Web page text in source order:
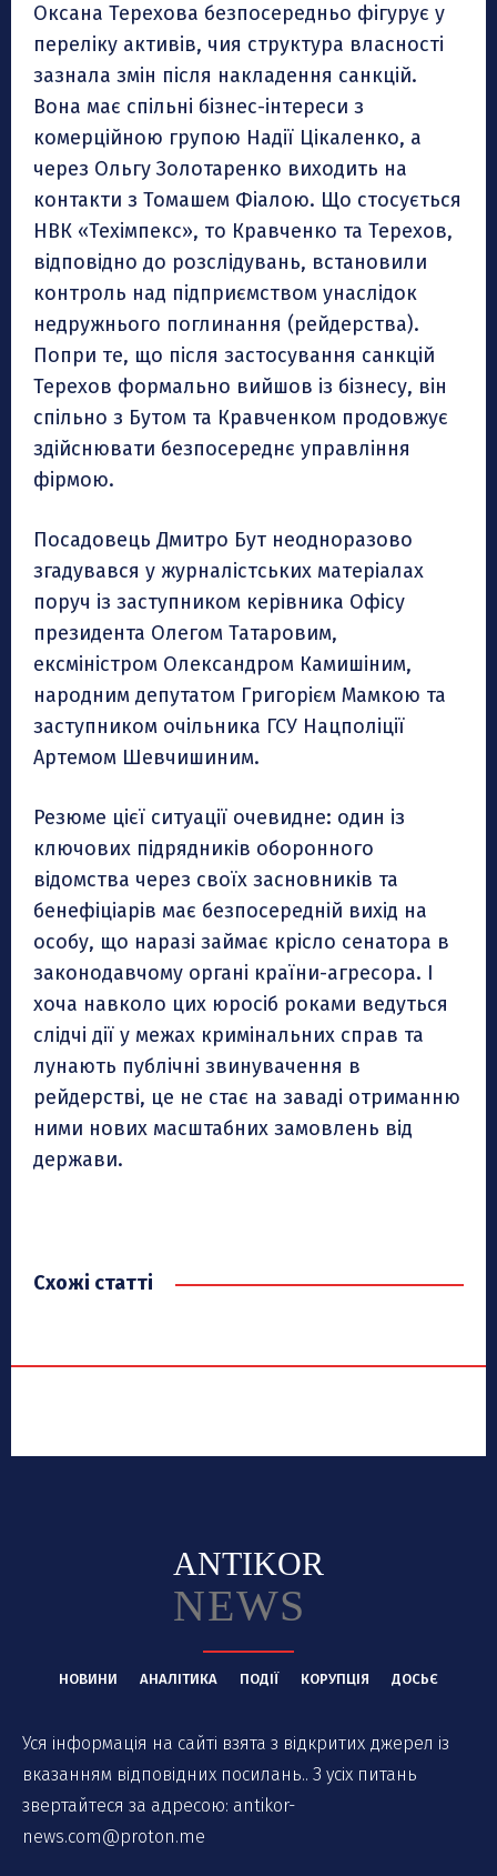
Оксана Терехова безпосередньо фігурує у
переліку активів, чия структура власності
зазнала змін після накладення санкцій.
Вона має спільні бізнес-інтереси з
комерційною групою Надії Цікаленко, а
через Ольгу Золотаренко виходить на
контакти з Томашем Фіалою. Що стосується
НВК «Техімпекс», то Кравченко та Терехов,
відповідно до розслідувань, встановили
контроль над підприємством унаслідок
недружнього поглинання (рейдерства).
Попри те, що після застосування санкцій
Терехов формально вийшов із бізнесу, він
спільно з Бутом та Кравченком продовжує
здійснювати безпосереднє управління
фірмою.
Посадовець Дмитро Бут неодноразово
згадувався у журналістських матеріалах
поруч із заступником керівника Офісу
президента Олегом Татаровим,
ексміністром Олександром Камишіним,
народним депутатом Григорієм Мамкою та
заступником очільника ГСУ Нацполіції
Артемом Шевчишиним.
Резюме цієї ситуації очевидне: один із
ключових підрядників оборонного
відомства через своїх засновників та
бенефіціарів має безпосередній вихід на
особу, що наразі займає крісло сенатора в
законодавчому органі країни-агресора. І
хоча навколо цих юросіб роками ведуться
слідчі дії у межах кримінальних справ та
лунають публічні звинувачення в
рейдерстві, це не стає на заваді отриманню
ними нових масштабних замовлень від
держави.
Схожі статті
ANTIKOR
NEWS
НОВИНИ АНАЛІТИКА ПОДІЇ КОРУПЦІЯ ДОСЬЄ
Уся інформація на сайті взята з відкритих джерел із
вказанням відповідних посилань.. З усіх питань
звертайтеся за адресою: antikor-
news.com@proton.me